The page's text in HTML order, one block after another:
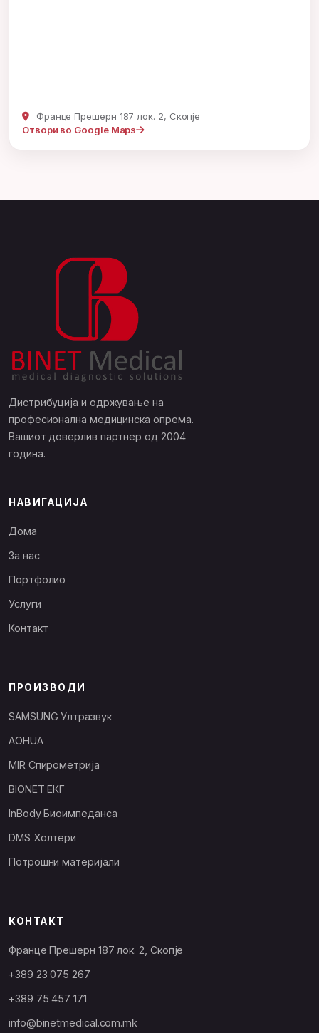
Франце Прешерн 187 лок. 2, Скопје
Отвори во Google Maps
Дистрибуција и одржување на
професионална медицинска опрема.
Вашиот доверлив партнер од 2004
година.
НАВИГАЦИЈА
Дома
За нас
Портфолио
Услуги
Контакт
ПРОИЗВОДИ
SAMSUNG Ултразвук
AOHUA
MIR Спирометрија
BIONET ЕКГ
InBody Биоимпеданса
DMS Холтери
Потрошни материјали
КОНТАКТ
Франце Прешерн 187 лок. 2, Скопје
+389 23 075 267
+389 75 457 171
info@binetmedical.com.mk